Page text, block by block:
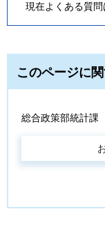
現在よくある質問
このページに
総合政策部統計課